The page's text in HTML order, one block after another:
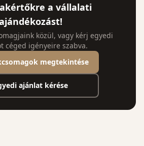
a vállalati
közül, vagy kérj egyedi
céged igényeire szabva.
megtekintése
ajánlat kérése